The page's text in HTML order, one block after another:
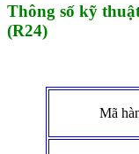
Thông số kỹ
(R24)
Mã